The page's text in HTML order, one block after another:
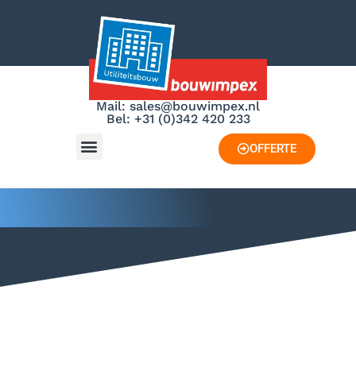
Mail: sales@bouwimpex.nl
Bel: +31 (0)342 420 233
OFFERTE